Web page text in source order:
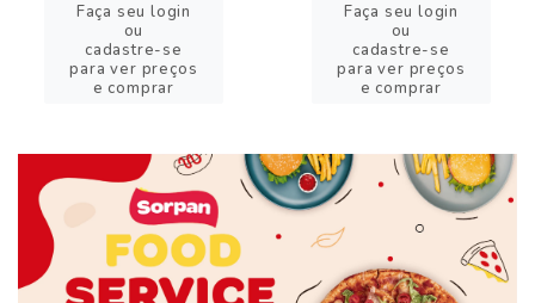
Faça seu login
ou
cadastre-se
para ver preços
e comprar
Faça seu login
ou
cadastre-se
para ver preços
e comprar